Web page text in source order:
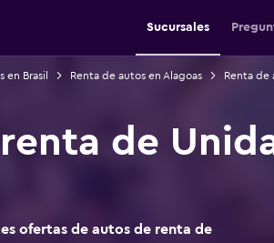
Sucursales
en Brasil Renta de autos en Alagoas Renta de
de
ofertas de autos de renta de